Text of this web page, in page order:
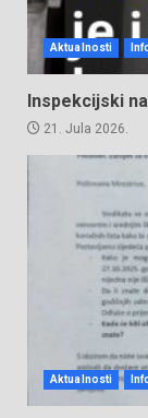
Aktualnosti
Inspekcijski
21. Jula 2026.
Aktualnosti